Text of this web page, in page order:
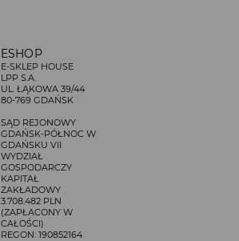
ESHOP
E-SKLEP HOUSE
LPP S.A.
UL. ŁĄKOWA 39/44
80-769 GDAŃSK
SĄD REJONOWY
GDAŃSK-PÓŁNOC W
GDAŃSKU VII
WYDZIAŁ
GOSPODARCZY
KAPITAŁ
ZAKŁADOWY
3.708.482 PLN
(ZAPŁACONY W
CAŁOŚCI)
REGON: 190852164